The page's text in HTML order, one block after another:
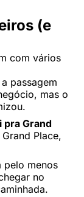
(e
com vários
a passagem
mas o
pra Grand
Place,
pelo menos
no